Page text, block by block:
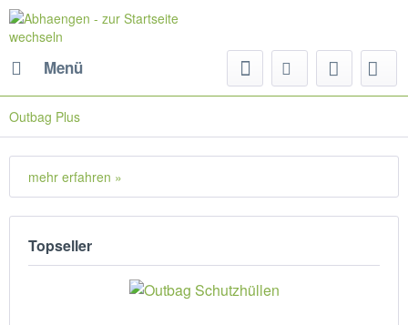
Menü
Outbag Plus
mehr erfahren »
Topseller